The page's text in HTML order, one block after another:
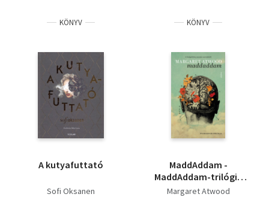
KÖNYV
A kutyafuttató
Sofi Oksanen
KÖNYV
MaddAddam -
MaddAddam-trilógia
3.
Margaret Atwood